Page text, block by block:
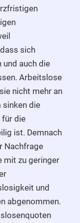
sich
auch die
Arbeitslose
nicht mehr an
sinken die
für die
ist. Demnach
Nachfrage
mit zu geringer
und
abgenommen.